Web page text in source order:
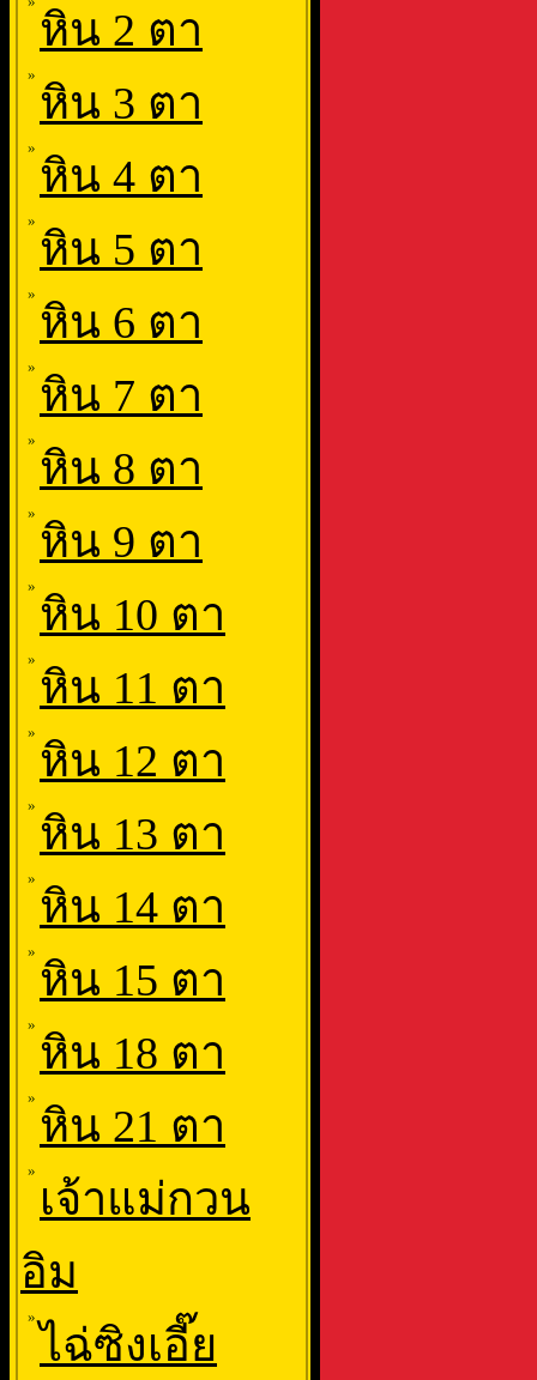
หิน 2 ตา
»
หิน 3 ตา
»
หิน 4 ตา
»
หิน 5 ตา
»
หิน 6 ตา
»
หิน 7 ตา
»
หิน 8 ตา
»
หิน 9 ตา
»
หิน 10 ตา
»
หิน 11 ตา
»
หิน 12 ตา
»
หิน 13 ตา
»
หิน 14 ตา
»
หิน 15 ตา
»
หิน 18 ตา
»
หิน 21 ตา
»
เจ้าแม่กวน
อิม
»
ไฉ่ซิงเอี๊ย